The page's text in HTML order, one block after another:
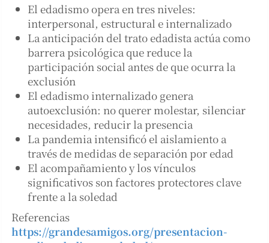
El edadismo opera en tres niveles:
interpersonal, estructural e internalizado
La anticipación del trato edadista actúa como
barrera psicológica que reduce la
participación social antes de que ocurra la
exclusión
El edadismo internalizado genera
autoexclusión: no querer molestar, silenciar
necesidades, reducir la presencia
La pandemia intensificó el aislamiento a
través de medidas de separación por edad
El acompañamiento y los vínculos
significativos son factores protectores clave
frente a la soledad
Referencias
https://grandesamigos.org/presentacion-